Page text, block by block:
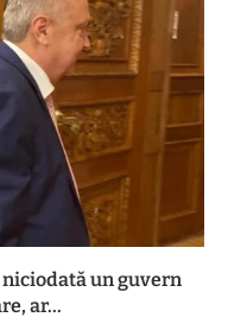
niciodată un guvern
ar...